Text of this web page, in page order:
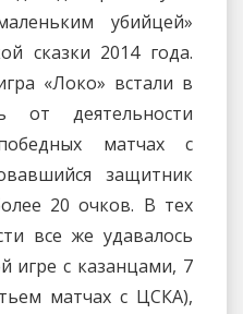
убийцей»
сказки 2014 года.
«Локо» встали в
от деятельности
матчах с
защитник
20 очков. В тех
все же удавалось
игре с казанцами, 7
матчах с ЦСКА),